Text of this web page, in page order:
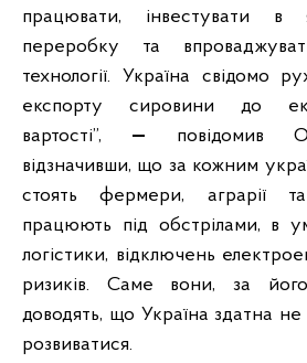
працювати, інвестувати в
переробку та
технології. Україна свідомо
експорту сировини до
вартості”,
—
повідомив
відзначивши, що за кожним
стоять фермери, аграрії
працюють під обстрілами, в
логістики, відключень
ризиків. Саме вони, за
доводять, що Україна здатна
розвиватися.